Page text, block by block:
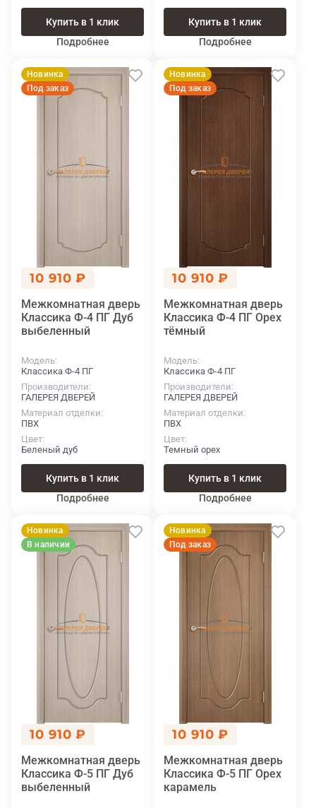
Купить в 1 клик
Подробнее
Купить в 1 клик
Подробнее
Новинка
Под заказ
10 910 ₽
Межкомнатная дверь
Классика Ф-4 ПГ Дуб
выбеленный
Модель
Классика Ф-4 ПГ
Производители
ГАЛЕРЕЯ ДВЕРЕЙ
Материал отделки
ПВХ
Цвет
Беленый дуб
Купить в 1 клик
Подробнее
Новинка
Под заказ
10 910 ₽
Межкомнатная дверь
Классика Ф-4 ПГ Орех
тёмный
Модель
Классика Ф-4 ПГ
Производители
ГАЛЕРЕЯ ДВЕРЕЙ
Материал отделки
ПВХ
Цвет
Темный орех
Купить в 1 клик
Подробнее
Новинка
В наличии
10 910 ₽
Межкомнатная дверь
Классика Ф-5 ПГ Дуб
выбеленный
Новинка
Под заказ
10 910 ₽
Межкомнатная дверь
Классика Ф-5 ПГ Орех
карамель